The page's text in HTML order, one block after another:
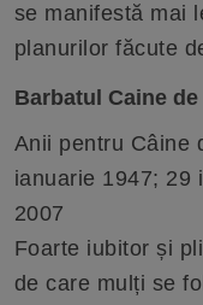
se manifestă mai
planurilor făcute
Barbatul Caine de
Anii pentru Câine
ianuarie 1947; 29
2007
Foarte iubitor și
de care mulți se